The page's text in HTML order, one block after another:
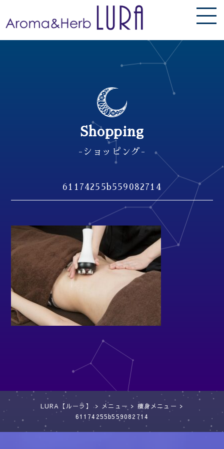
Shopping
-ショッピング-
61174255b559082714
LURA【ルーラ】 > メニュー > 痩身メニュー >
61174255b559082714